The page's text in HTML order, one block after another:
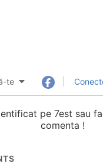
te
pe 7est sau
comenta !